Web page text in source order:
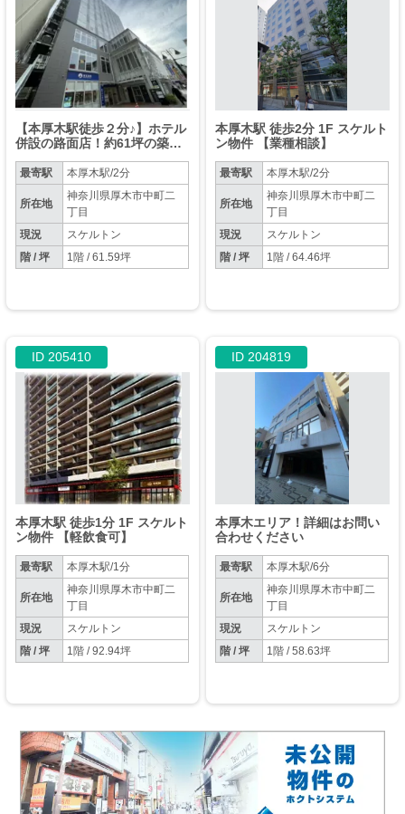
【本厚木駅徒歩２分♪】ホテル
併設の路面店！約61坪の築浅
最寄駅 本厚木駅/2分
所在地
神奈川県厚木市中町二
丁目
現況
スケルトン
階 / 坪
1階 / 61.59坪
本厚木駅 徒歩2分 1F スケルト
ン物件 【業種相談】
最寄駅 本厚木駅/2分
所在地
神奈川県厚木市中町二
丁目
現況
スケルトン
階 / 坪
1階 / 64.46坪
ID 205410
本厚木駅 徒歩1分 1F スケルト
ン物件 【軽飲食可】
最寄駅 本厚木駅/1分
所在地
神奈川県厚木市中町二
丁目
現況
スケルトン
階 / 坪
1階 / 92.94坪
ID 204819
本厚木エリア！詳細はお問い
合わせください
最寄駅 本厚木駅/6分
所在地
神奈川県厚木市中町二
丁目
現況
スケルトン
階 / 坪
1階 / 58.63坪